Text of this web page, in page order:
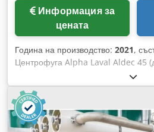
Информация за
цената
Година на производство: 2021,
Центрофуга Alpha Laval Aldec 45
2021 г.) Високопроизводителна
декантиране, предназначена за
обезводняване на утайки при
води в петрохимическата
обработка както на маслени, така